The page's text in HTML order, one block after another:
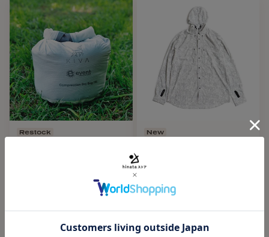
ンダウンシャツの機能性を融合させた一着
・トリプルクラウナーであるジョリー自身の経験をもとに設
計されたブランドの思想を体現するモデル
・ウエスタンシャツのエッセンスを取り入れパールスナップ
ボタンを採用
・フードは取り外し可能でシーンに応じた着こなしが可能
・フードにポニーテールのヘア用のベントホール付き
・速乾かつストレッチ性に優れたポリエステル素材
・通気性に優れ快適な着心地
・洗濯機OKのイージーケア設計
Restock
1.25L 2.5L 5L 10L
15L
New
SLEEVE 2026 (Front Mesh)
¥19,800